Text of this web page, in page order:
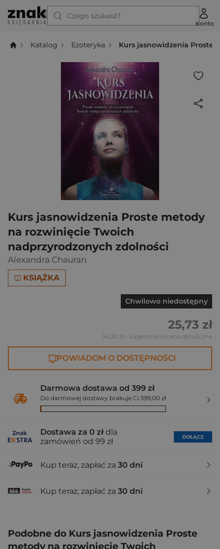
Czego szukasz?
Konto
Katalog Ezoteryka Kurs jasnowidzenia Proste
Kurs jasnowidzenia Proste metody
na rozwinięcie Twoich
nadprzyrodzonych zdolności
Alexandra Chauran
KSIĄŻKA
Chwilowo niedostępny
25,73 zł
34,30 zł - sugerowana cena detaliczna
POWIADOM O DOSTĘPNOŚCI
Darmowa dostawa od 399 zł
Do darmowej dostawy brakuje Ci 399,00 zł
Dostawa za 0 zł dla
zamówień od 99 zł
DOŁĄCZ
Kup teraz, zapłać za 30 dni
Kup teraz, zapłać za 30 dni
Podobne do Kurs jasnowidzenia Proste
metody na rozwinięcie Twoich